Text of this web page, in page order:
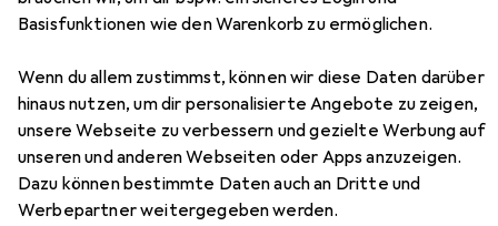
Basisfunktionen wie den Warenkorb zu ermöglichen.
Wenn du allem zustimmst, können wir diese Daten darüber
hinaus nutzen, um dir personalisierte Angebote zu zeigen,
unsere Webseite zu verbessern und gezielte Werbung auf
unseren und anderen Webseiten oder Apps anzuzeigen.
Dazu können bestimmte Daten auch an Dritte und
Werbepartner weitergegeben werden.
Zubehör für HP Autozubehör
KfzSicherheitsschalter
Hier findest du passendes Zubehör zum Produkt HP
Autozubehör KfzSicherheitsschalter aus der Kategorie
Auto Adapter.